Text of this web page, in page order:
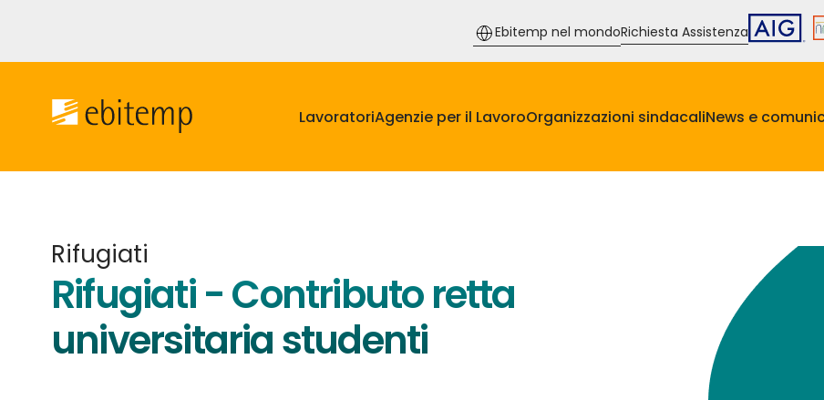
contenuto
Ebitemp nel mondoRichiesta Assistenza
principale
LavoratoriAgenzie per il LavoroOrganizzazioni sindacaliNews e
Rifugiati
Rifugiati - Contributo retta
universitaria studenti